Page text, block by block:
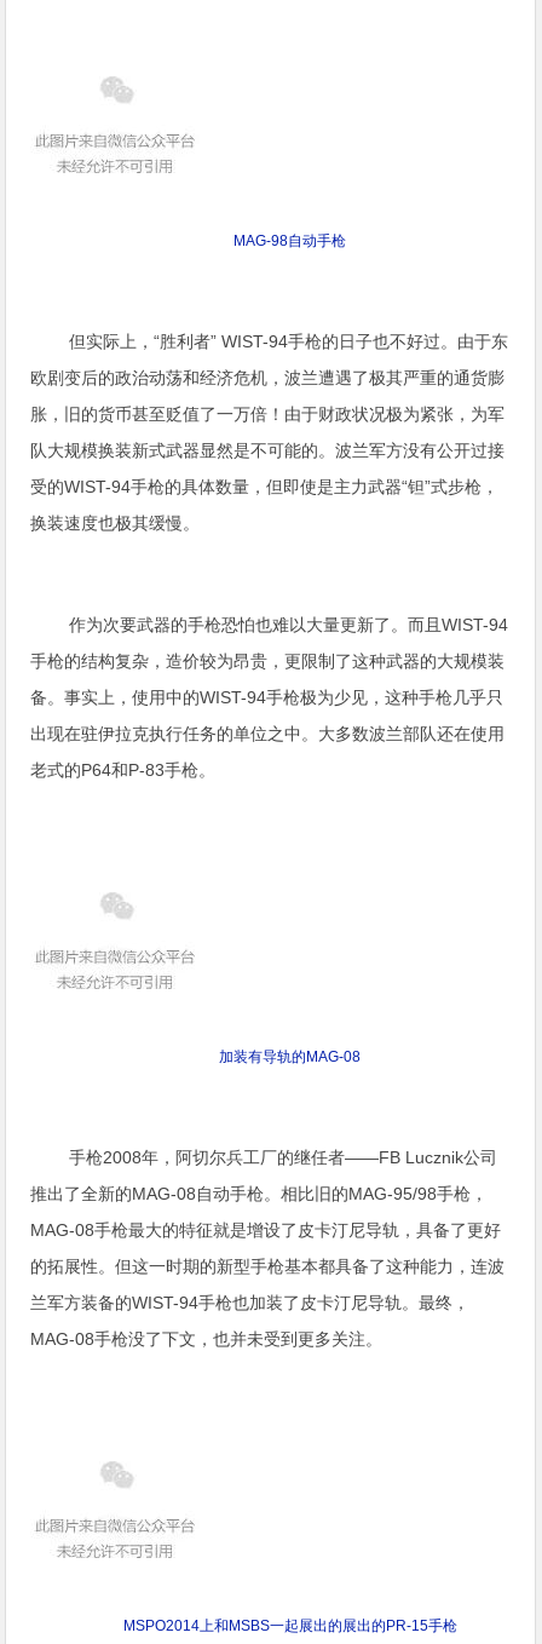
MAG-98自动手枪
但实际上，“胜利者” WIST-94手枪的日子也不好过。由于东
欧剧变后的政治动荡和经济危机，波兰遭遇了极其严重的通货膨
胀，旧的货币甚至贬值了一万倍！由于财政状况极为紧张，为军
队大规模换装新式武器显然是不可能的。波兰军方没有公开过接
受的WIST-94手枪的具体数量，但即使是主力武器“钽”式步枪，
换装速度也极其缓慢。
作为次要武器的手枪恐怕也难以大量更新了。而且WIST-94
手枪的结构复杂，造价较为昂贵，更限制了这种武器的大规模装
备。事实上，使用中的WIST-94手枪极为少见，这种手枪几乎只
出现在驻伊拉克执行任务的单位之中。大多数波兰部队还在使用
老式的P64和P-83手枪。
加装有导轨的MAG-08
手枪2008年，阿切尔兵工厂的继任者——FB Lucznik公司
推出了全新的MAG-08自动手枪。相比旧的MAG-95/98手枪，
MAG-08手枪最大的特征就是增设了皮卡汀尼导轨，具备了更好
的拓展性。但这一时期的新型手枪基本都具备了这种能力，连波
兰军方装备的WIST-94手枪也加装了皮卡汀尼导轨。最终，
MAG-08手枪没了下文，也并未受到更多关注。
MSPO2014上和MSBS一起展出的展出的PR-15手枪